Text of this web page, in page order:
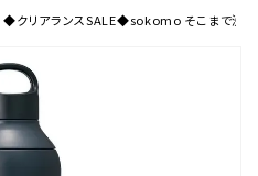
◆クリアランスSALE◆sokomo そこまで洗え